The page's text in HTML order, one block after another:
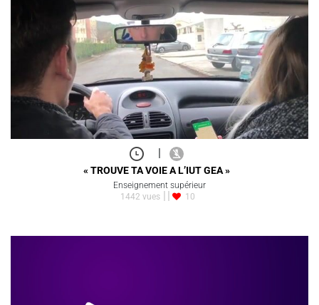
|
« TROUVE TA VOIE A L’IUT GEA »
Enseignement supérieur
1442 vues
10